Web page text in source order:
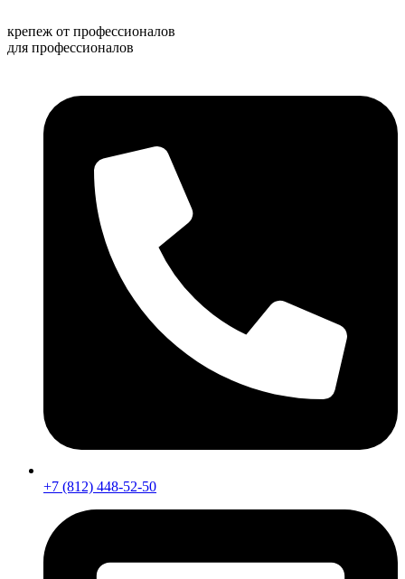
к
содержимому
крепеж от профессионалов
для профессионалов
+7 (812) 448-52-50